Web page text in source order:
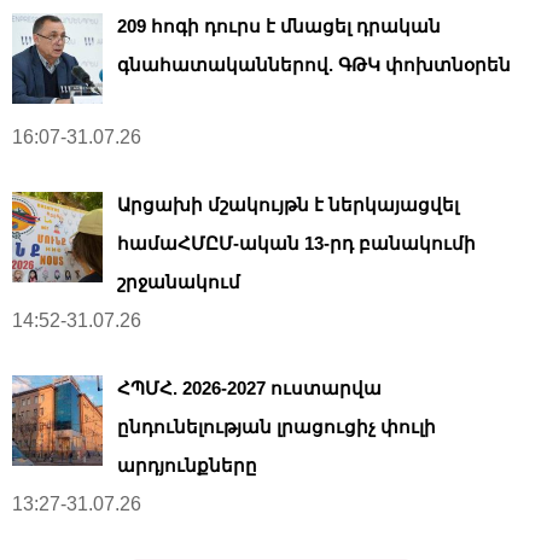
209 հոգի դուրս է մնացել դրական
գնահատականներով. ԳԹԿ փոխտնօրեն
16:07-31.07.26
Արցախի մշակույթն է ներկայացվել
համաՀՄԸՄ-ական 13-րդ բանակումի
շրջանակում
14:52-31.07.26
ՀՊՄՀ. 2026-2027 ուստարվա
ընդունելության լրացուցիչ փուլի
արդյունքները
13:27-31.07.26